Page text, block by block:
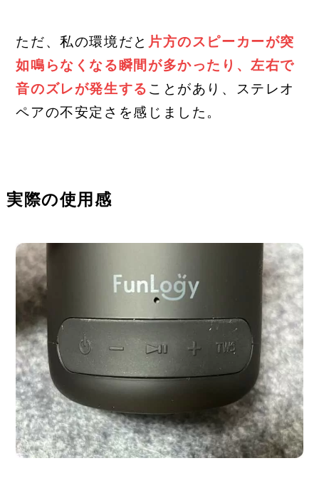
ただ、私の環境だと 片方のスピーカーが突
如鳴らなくなる瞬間が多かったり、左右で
音のズレが発生する ことがあり、ステレオ
ペアの不安定さを感じました。
実際の使用感